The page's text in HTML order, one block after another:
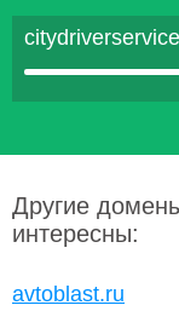
Другие
интересны:
avtoblast.ru